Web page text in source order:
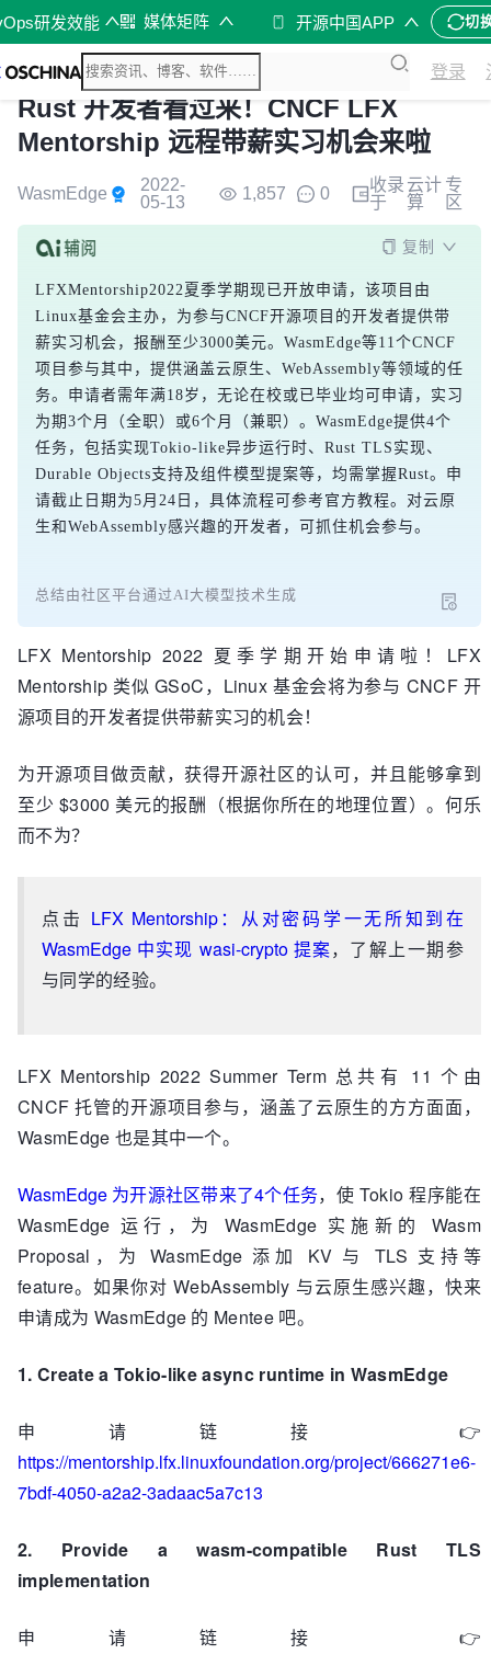
研发效能 媒体矩阵 开源中国APP 切
登录
Rust 开发者看过来！CNCF LFX
Mentorship 远程带薪实习机会来啦
WasmEdge
2022-
05-13
1,857 0
收录
于
云计
算
专
区
复制
LFXMentorship2022夏季学期现已开放申请，该项目由
Linux基金会主办，为参与CNCF开源项目的开发者提供带
薪实习机会，报酬至少3000美元。WasmEdge等11个CNCF
项目参与其中，提供涵盖云原生、WebAssembly等领域的任
务。申请者需年满18岁，无论在校或已毕业均可申请，实习
为期3个月（全职）或6个月（兼职）。WasmEdge提供4个
任务，包括实现Tokio-like异步运行时、Rust TLS实现、
Durable Objects支持及组件模型提案等，均需掌握Rust。申
请截止日期为5月24日，具体流程可参考官方教程。对云原
生和WebAssembly感兴趣的开发者，可抓住机会参与。
总结由社区平台通过AI大模型技术生成
LFX Mentorship 2022 夏季学期开始申请啦！LFX
Mentorship 类似 GSoC，Linux 基金会将为参与 CNCF 开
源项目的开发者提供带薪实习的机会！
为开源项目做贡献，获得开源社区的认可，并且能够拿到
至少 $3000 美元的报酬（根据你所在的地理位置）。何乐
而不为？
点击 LFX Mentorship：从对密码学一无所知到在
WasmEdge 中实现 wasi-crypto 提案，了解上一期参
与同学的经验。
LFX Mentorship 2022 Summer Term 总共有 11 个由
CNCF 托管的开源项目参与，涵盖了云原生的方方面面，
WasmEdge 也是其中一个。
WasmEdge 为开源社区带来了4个任务，使 Tokio 程序能在
WasmEdge 运行，为 WasmEdge 实施新的 Wasm
Proposal，为 WasmEdge 添加 KV 与 TLS 支持等
feature。如果你对 WebAssembly 与云原生感兴趣，快来
申请成为 WasmEdge 的 Mentee 吧。
1. Create a Tokio-like async runtime in WasmEdge
申请链接 👉
https://mentorship.lfx.linuxfoundation.org/project/666271e6-
7bdf-4050-a2a2-3adaac5a7c13
2. Provide a wasm-compatible Rust TLS
implementation
申请链接 👉